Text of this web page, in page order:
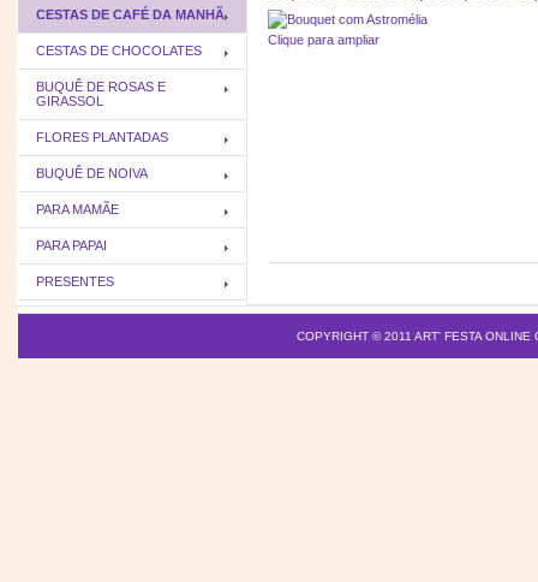
Clique para ampliar
CESTAS DE CAFÉ DA MANHÃ
CESTAS DE CHOCOLATES
BUQUÊ DE ROSAS E
GIRASSOL
FLORES PLANTADAS
BUQUÊ DE NOIVA
PARA MAMÃE
PARA PAPAI
PRESENTES
COPYRIGHT © 2011 ART' FESTA ONLINE